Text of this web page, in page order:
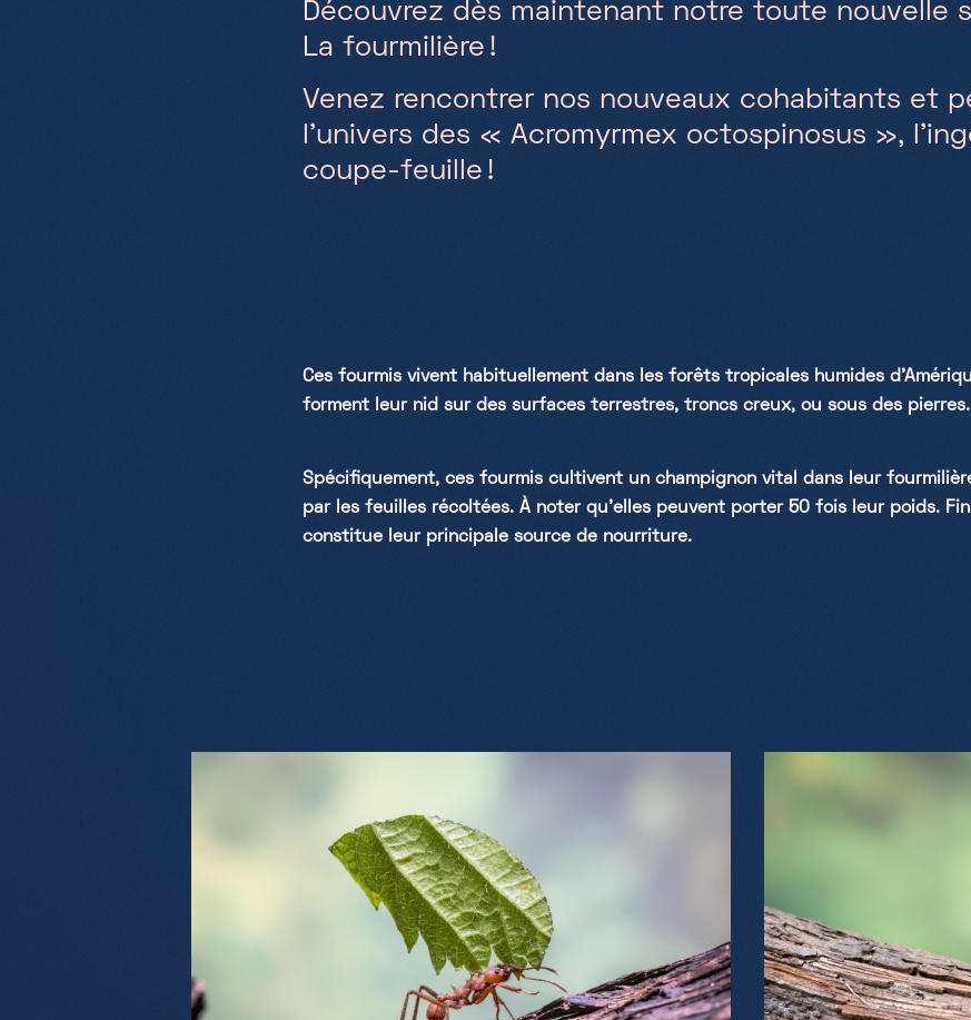
Découvrez dès maintenant notre toute nouvelle
La fourmilière !
Venez rencontrer nos nouveaux cohabitants et
l’univers des « Acromyrmex octospinosus »,
coupe-feuille !
Ces fourmis vivent habituellement dans les forêts tropicales humides
forment leur nid sur des surfaces terrestres, troncs creux, ou sous des pierres.
Spécifiquement, ces fourmis cultivent un champignon vital dans leur
par les feuilles récoltées. À noter qu’elles peuvent porter 50 fois leur poids.
constitue leur principale source de nourriture.